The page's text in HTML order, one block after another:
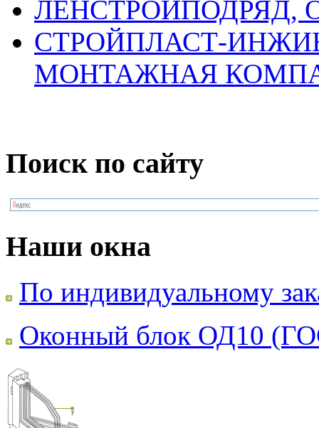
ЛЕНСТРОЙПОДРЯД,
СТРОЙПЛАСТ-
МОНТАЖНАЯ
Поиск по сайту
Наши окна
По индивидуальному
Оконный блок ОД10